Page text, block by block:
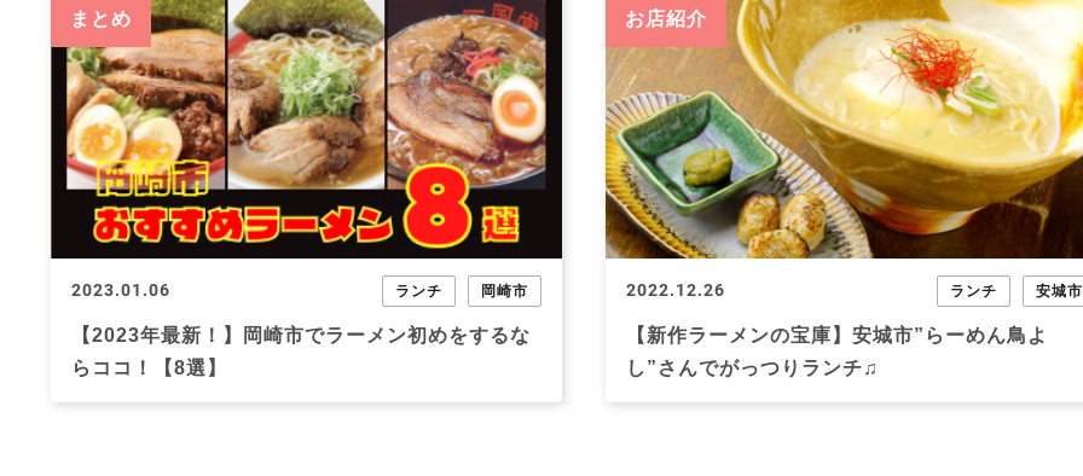
まとめ
2023.01.06 ランチ 岡崎市
【2023年最新！】岡崎市でラーメン初めをするな
らココ！【8選】
お店紹介
2022.12.26 ランチ 安城市
【新作ラーメンの宝庫】安城市”らーめん鳥よ
し”さんでがっつりランチ♫